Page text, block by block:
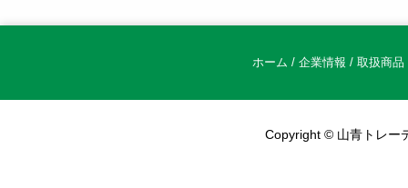
ホーム / 企業情報 / 取扱商品
Copyright © 山青トレー